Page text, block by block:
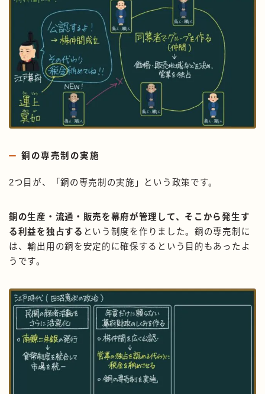
銅の専売制の実施
2つ目が、「銅の専売制の実施」という政策です。
銅の生産・流通・販売を幕府が管理して、そこから発生す
る利益を独占する という制度を作りました。銅の専売制に
は、輸出用の銅を安定的に確保するという目的もあったよ
うです。